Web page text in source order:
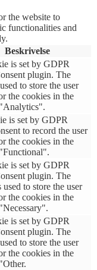
the website to
functionalities and
Beskrivelse
is set by GDPR
plugin. The
to store the user
the cookies in the
is set by GDPR
to record the user
the cookies in the
is set by GDPR
plugin. The
used to store the user
the cookies in the
is set by GDPR
plugin. The
to store the user
the cookies in the